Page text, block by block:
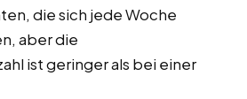
die sich jede Woche
aber die
ist geringer als bei einer